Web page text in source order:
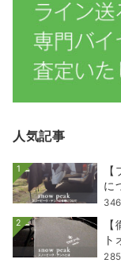
人気記事
1
に
2
ト